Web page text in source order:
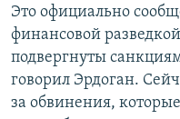
Это официально
финансовой
подвергнуты
говорил Эрдоган.
за обвинения,